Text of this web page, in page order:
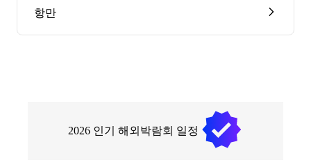
항만
2026 인기 해외박람회 일정